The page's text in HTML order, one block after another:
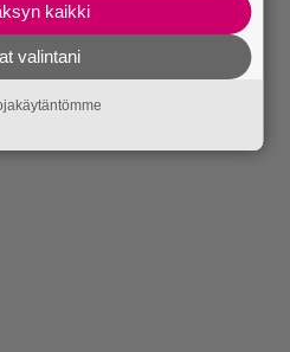
kaikki
valintani